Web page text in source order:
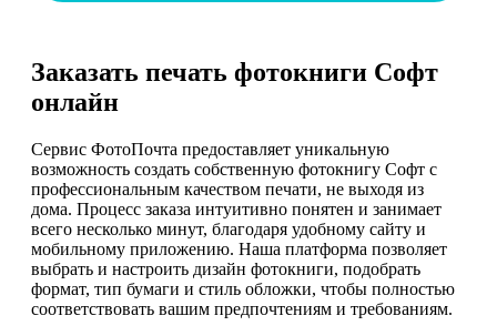
Заказать печать фотокниги Софт
онлайн
Сервис ФотоПочта предоставляет уникальную
возможность создать собственную фотокнигу Софт с
профессиональным качеством печати, не выходя из
дома. Процесс заказа интуитивно понятен и занимает
всего несколько минут, благодаря удобному сайту и
мобильному приложению. Наша платформа позволяет
выбрать и настроить дизайн фотокниги, подобрать
формат, тип бумаги и стиль обложки, чтобы полностью
соответствовать вашим предпочтениям и требованиям.